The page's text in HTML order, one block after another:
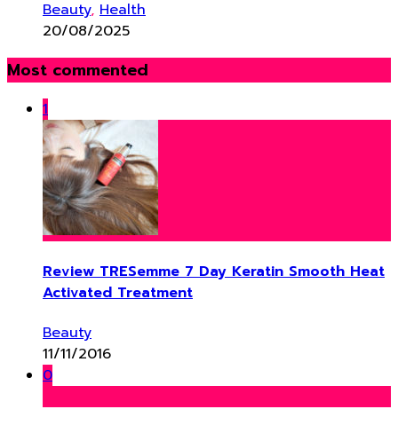
Beauty, Health
20/08/2025
Most commented
1
Review TRESemme 7 Day Keratin Smooth Heat
Activated Treatment
Beauty
11/11/2016
0